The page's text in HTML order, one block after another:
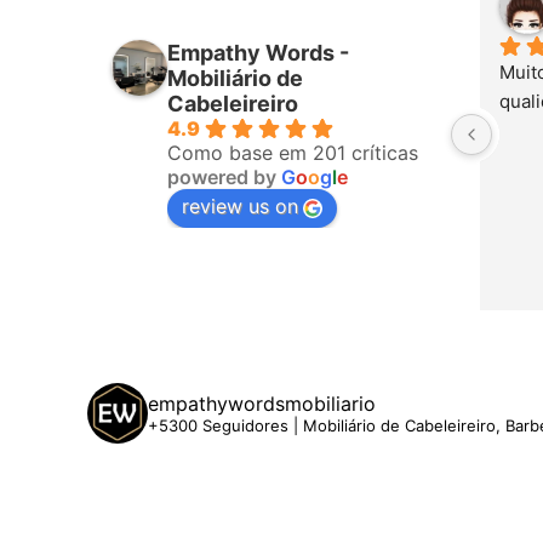
Empathy Words -
Mobiliário de
Cabeleireiro
4.9
Como base em 201 críticas
powered by Google
review us on
há 17
Muito
empathywordsmobiliario
+5300 Seguidores | Mobiliário de Cabeleireiro,